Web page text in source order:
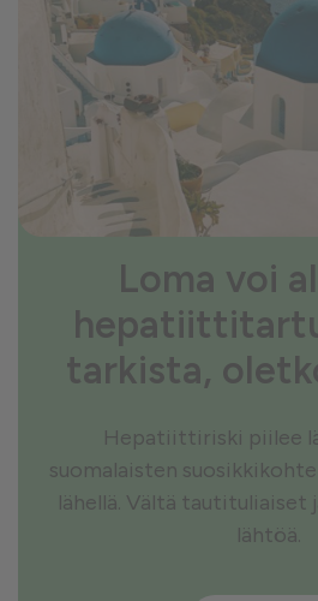
Loma voi
tarkista,
Hepatiittiriski piilee
suomalaisten
lähellä. Vältä tautituliaiset
lähtöä.